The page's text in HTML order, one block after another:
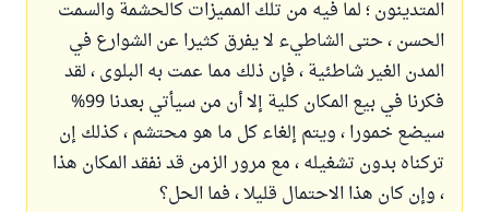
المتدينون ؛ لما فيه من تلك المميزات كالحشمة والسمت
الحسن ، حتى الشاطيء لا يفرق كثيرا عن الشوارع في
المدن الغير شاطئية ، فإن ذلك مما عمت به البلوى ، لقد
فكرنا في بيع المكان كلية إلا أن من سيأتي بعدنا 99%
سيضع خمورا ، ويتم إلغاء كل ما هو محتشم ، كذلك إن
تركناه بدون تشغيله ، مع مرور الزمن قد نفقد المكان هذا
، وإن كان هذا الاحتمال قليلا ، فما الحل؟